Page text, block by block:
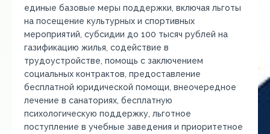
единые базовые меры поддержки, включая льготы
на посещение культурных и спортивных
мероприятий, субсидии до 100 тысяч рублей на
газификацию жилья, содействие в
трудоустройстве, помощь с заключением
социальных контрактов, предоставление
бесплатной юридической помощи, внеочередное
лечение в санаториях, бесплатную
психологическую поддержку, льготное
поступление в учебные заведения и приоритетное